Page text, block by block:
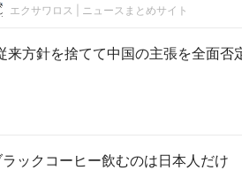
エクサワロス | ニュースまとめサイト
来方針を捨てて中国の主張を全面否
ラックコーヒー飲むのは日本人だけ